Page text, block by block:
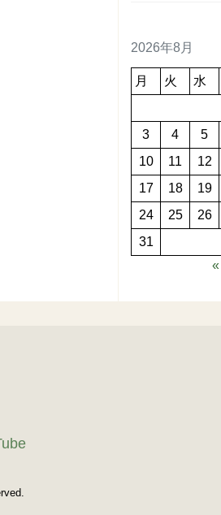
2026年8月
月 火 水
3
4 5
10
11 12
17
18 19
24
25 26
31
«